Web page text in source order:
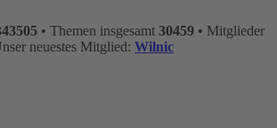
• Themen insgesamt 30459 • Mitglieder
neuestes Mitglied: Wilnic